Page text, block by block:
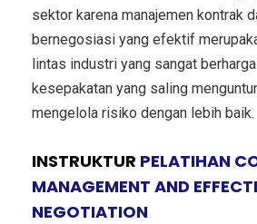
sektor karena manajemen kontrak
bernegosiasi yang efektif
lintas industri yang sangat
kesepakatan yang saling
mengelola risiko dengan lebih baik.
INSTRUKTUR PELATIHAN
MANAGEMENT AND
NEGOTIATION